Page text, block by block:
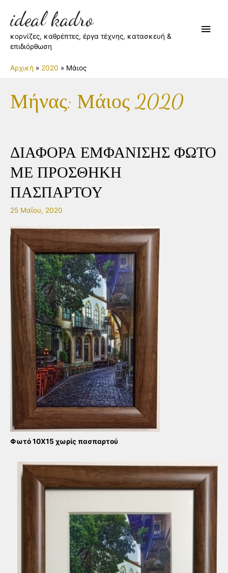
ideal kadro
κορνίζες, καθρέπτες, έργα τέχνης, κατασκευή &
επιδιόρθωση
Αρχική 2020 Μάιος
Μήνας: Μάιος 2020
ΔΙΑΦΟΡΑ ΕΜΦΑΝΙΣΗΣ ΦΩΤΟ
ΜΕ ΠΡΟΣΘΗΚΗ
ΠΑΣΠΑΡΤΟΥ
25 Μαΐου, 2020
Φωτό 10Χ15 χωρίς πασπαρτού